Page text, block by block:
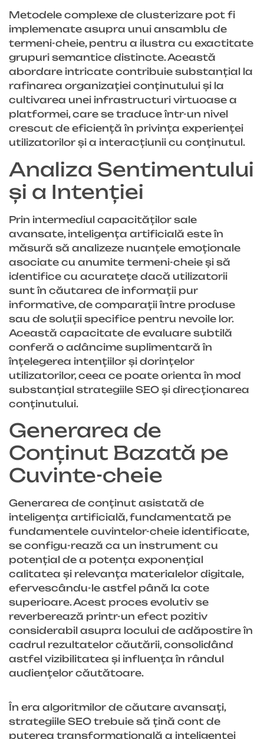
Metodele complexe de clusterizare pot fi
implemenate asupra unui ansamblu de
termeni-cheie, pentru a ilustra cu exactitate
grupuri semantice distincte. Această
abordare intricate contribuie substanțial la
rafinarea organizației conținutului și la
cultivarea unei infrastructuri virtuoase a
platformei, care se traduce într-un nivel
crescut de eficiență în privința experienței
utilizatorilor și a interacțiunii cu conținutul.
Analiza Sentimentului
și a Intenției
Prin intermediul capacităților sale
avansate, inteligența artificială este în
măsură să analizeze nuanțele emoționale
asociate cu anumite termeni-cheie și să
identifice cu acuratețe dacă utilizatorii
sunt în căutarea de informații pur
informative, de comparații între produse
sau de soluții specifice pentru nevoile lor.
Această capacitate de evaluare subtilă
conferă o adâncime suplimentară în
înțelegerea intențiilor și dorințelor
utilizatorilor, ceea ce poate orienta în mod
substanțial strategiile SEO și direcționarea
conținutului.
Generarea de
Conținut Bazată pe
Cuvinte-cheie
Generarea de conținut asistată de
inteligența artificială, fundamentată pe
fundamentele cuvintelor-cheie identificate,
se configu-rează ca un instrument cu
potențial de a potența exponențial
calitatea și relevanța materialelor digitale,
efervescându-le astfel până la cote
superioare. Acest proces evolutiv se
reverberează printr-un efect pozitiv
considerabil asupra locului de adăpostire în
cadrul rezultatelor căutării, consolidând
astfel vizibilitatea și influența în rândul
audiențelor căutătoare.
În era algoritmilor de căutare avansați,
strategiile SEO trebuie să țină cont de
puterea transformațională a inteligenței